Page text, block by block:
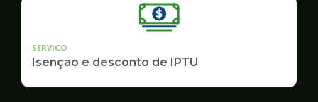
SERVICO
Isenção e desconto de IPTU